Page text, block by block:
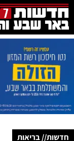
חדשות// בריאות